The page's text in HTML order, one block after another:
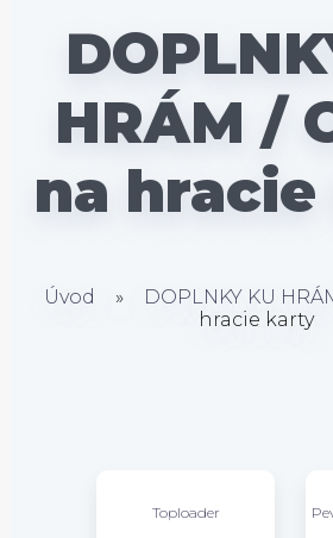
Úvod » DOPLNKY KU
hracie karty
HRÁM /
na
Toploader